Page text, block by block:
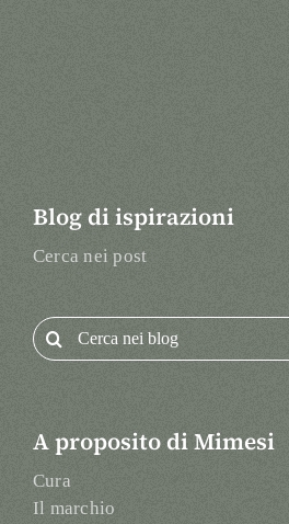
Blog di ispirazioni
Cerca nei post
Search
for:
A proposito di Mimesi
Cura
Il marchio